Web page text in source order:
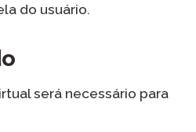
do usuário.
será necessário para